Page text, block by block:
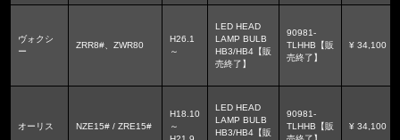
ヴォクシ
ー
ZRR8#、ZWR80
H26.1
～
LED HEAD
LAMP BULB
HB3/HB4【販
売終了】
90981-
TLHHB【販
売終了】
¥ 34,100
オーリス NZE15# / ZRE15#
H18.10
～
LED HEAD
LAMP BULB
HB3/HB4【販
90981-
TLHHB【販
¥ 34,100